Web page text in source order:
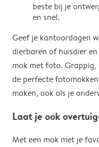
beste bij je
en snel.
Geef je kantoordagen
dierbaren of huisdier
mok met foto.
de perfecte
maken, ook als je
Laat je ook
Met een mok met je